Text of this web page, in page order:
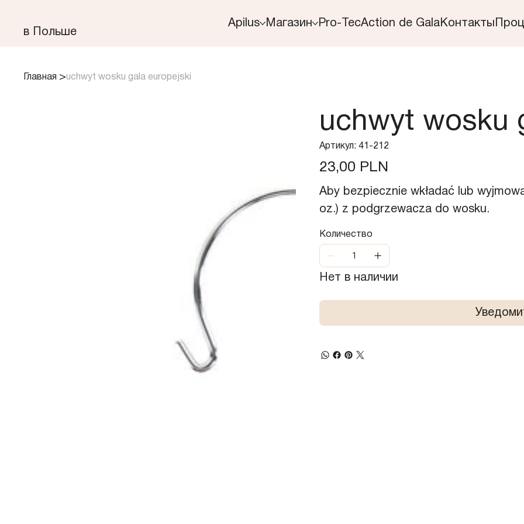
​в Польше
Apilus Магазин Pro-TecAction de GalaКонтакты
Главная >uchwyt wosku gala europejski
uchwyt wosku
Артикул: Артикул:
41-
41-212
Цена
23,00 PLN
Aby bezpiecznie wkładać lub
oz.) z podgrzewacza do wosku.
Количество
Нет в наличии